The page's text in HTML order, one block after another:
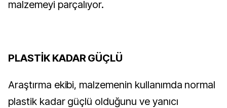
malzemeyi parçalıyor.
PLASTİK KADAR GÜÇLÜ
Araştırma ekibi, malzemenin kullanımda normal
plastik kadar güçlü olduğunu ve yanıcı